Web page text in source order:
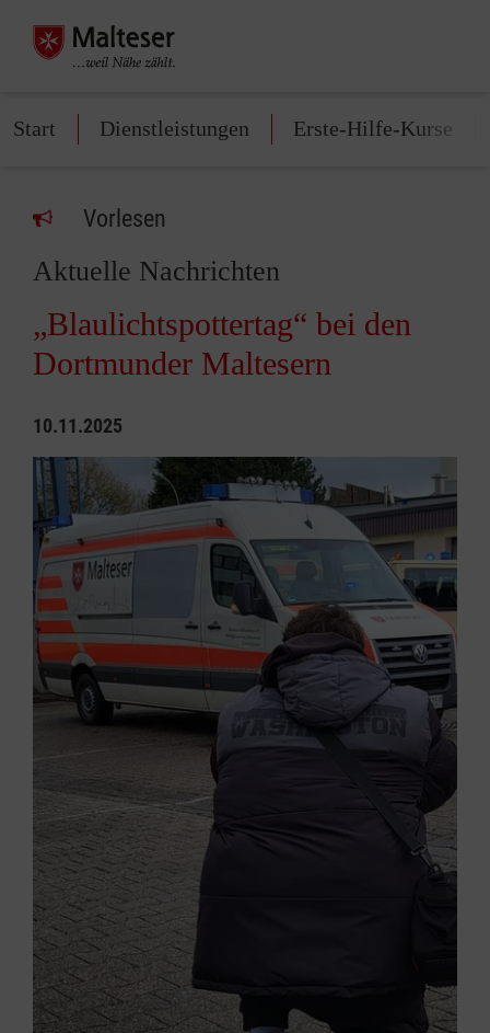
Start Dienstleistungen Erste-Hilfe-Kurse
Vorlesen
Aktuelle Nachrichten
„Blaulichtspottertag“ bei den
Dortmunder Maltesern
10.11.2025